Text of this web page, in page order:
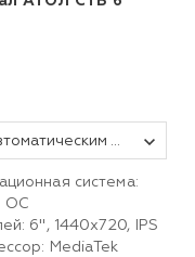
Смарт-терминал АТОЛ СТБ 6 с автоматическим тарифом SIGMA и ИТС (без ФН, 5.0)
система:
ОС
6", 1440x720, IPS
MediaTek